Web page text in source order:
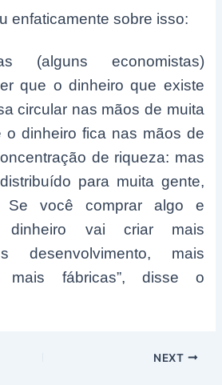
enfaticamente sobre isso:
(alguns economistas)
que o dinheiro que existe
circular nas mãos de muita
o dinheiro fica nas mãos de
de riqueza: mas
para muita gente,
você comprar algo e
dinheiro vai criar mais
desenvolvimento, mais
mais fábricas”, disse o
NEXT